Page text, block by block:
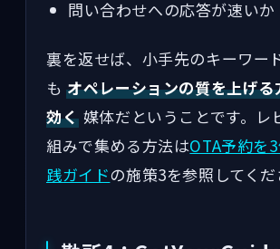
問い合わせへの応答が速いか
裏を返せば、小手先のキーワー
もオペレーションの質を上げ
効く 媒体だということです。レ
組みで集める方法はOTA予約を
践ガイドの施策3を参照してくだ